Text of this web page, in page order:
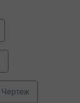
Чертеж